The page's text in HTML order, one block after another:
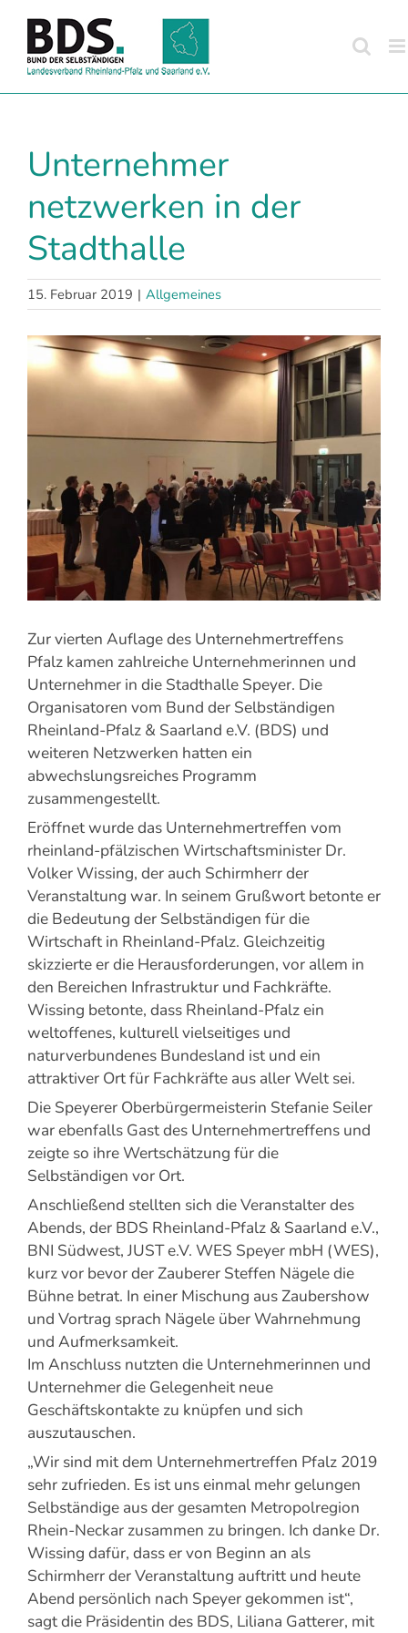
Inhalt
springen
Unternehmer
netzwerken in der
Stadthalle
15. Februar 2019 | Allgemeines
Zeige
grösseres
Bild
Zur vierten Auflage des Unternehmertreffens
Pfalz kamen zahlreiche Unternehmerinnen und
Unternehmer in die Stadthalle Speyer. Die
Organisatoren vom Bund der Selbständigen
Rheinland-Pfalz & Saarland e.V. (BDS) und
weiteren Netzwerken hatten ein
abwechslungsreiches Programm
zusammengestellt.
Eröffnet wurde das Unternehmertreffen vom
rheinland-pfälzischen Wirtschaftsminister Dr.
Volker Wissing, der auch Schirmherr der
Veranstaltung war. In seinem Grußwort betonte er
die Bedeutung der Selbständigen für die
Wirtschaft in Rheinland-Pfalz. Gleichzeitig
skizzierte er die Herausforderungen, vor allem in
den Bereichen Infrastruktur und Fachkräfte.
Wissing betonte, dass Rheinland-Pfalz ein
weltoffenes, kulturell vielseitiges und
naturverbundenes Bundesland ist und ein
attraktiver Ort für Fachkräfte aus aller Welt sei.
Die Speyerer Oberbürgermeisterin Stefanie Seiler
war ebenfalls Gast des Unternehmertreffens und
zeigte so ihre Wertschätzung für die
Selbständigen vor Ort.
Anschließend stellten sich die Veranstalter des
Abends, der BDS Rheinland-Pfalz & Saarland e.V.,
BNI Südwest, JUST e.V. WES Speyer mbH (WES),
kurz vor bevor der Zauberer Steffen Nägele die
Bühne betrat. In einer Mischung aus Zaubershow
und Vortrag sprach Nägele über Wahrnehmung
und Aufmerksamkeit.
Im Anschluss nutzten die Unternehmerinnen und
Unternehmer die Gelegenheit neue
Geschäftskontakte zu knüpfen und sich
auszutauschen.
„Wir sind mit dem Unternehmertreffen Pfalz 2019
sehr zufrieden. Es ist uns einmal mehr gelungen
Selbständige aus der gesamten Metropolregion
Rhein-Neckar zusammen zu bringen. Ich danke Dr.
Wissing dafür, dass er von Beginn an als
Schirmherr der Veranstaltung auftritt und heute
Abend persönlich nach Speyer gekommen ist“,
sagt die Präsidentin des BDS, Liliana Gatterer, mit